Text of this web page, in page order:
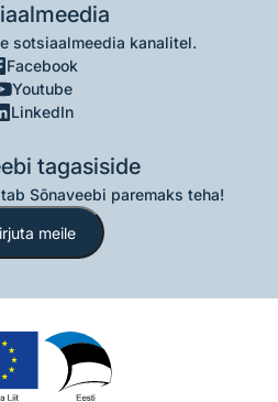
sotsiaalmeedia kanalitel.
Facebook
Youtube
LinkedIn
tagasiside
Sõnaveebi paremaks teha!
meile